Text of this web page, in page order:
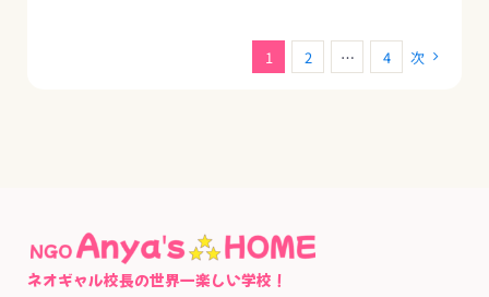
1 2 … 4 次
ネオギャル校長の世界一楽しい学校！